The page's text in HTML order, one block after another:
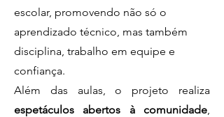
escolar, promovendo não só o
aprendizado técnico, mas também
disciplina, trabalho em equipe e
confiança.
Além das aulas, o projeto realiza
espetáculos abertos à comunidade,